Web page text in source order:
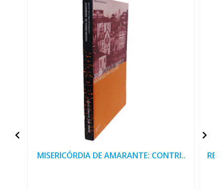
MISERICÓRDIA DE AMARANTE: CONTRI..